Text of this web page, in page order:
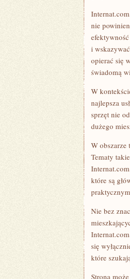
nie
i
opierać się
świadomą
W
najlepsza
sprzęt nie
dużego
W
Tematy
które są
Nie bez
się
które
Strona